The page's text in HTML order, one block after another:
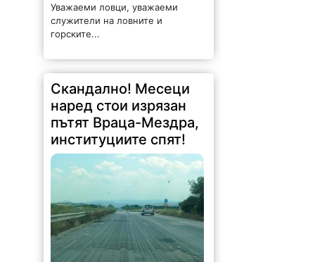
Уважаеми ловци, уважаеми
служители на ловните и
горските...
Скандално! Месеци
наред стои изрязан
пътят Враца-Мездра,
институциите спят!